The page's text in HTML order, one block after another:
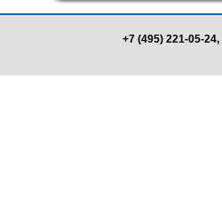
+7 (495) 221-05-24,